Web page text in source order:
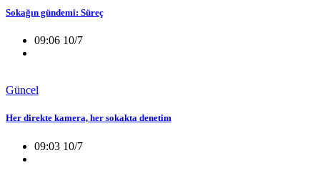
Sokağın gündemi: Süreç
09:06 10/7
Güncel
Her direkte kamera, her sokakta denetim
09:03 10/7